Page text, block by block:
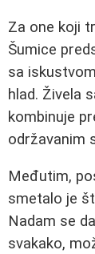
Za one koji
Šumice
sa
hlad. Živela
kombinuje
održavanim
Međutim,
smetalo je
Nadam se
svakako,